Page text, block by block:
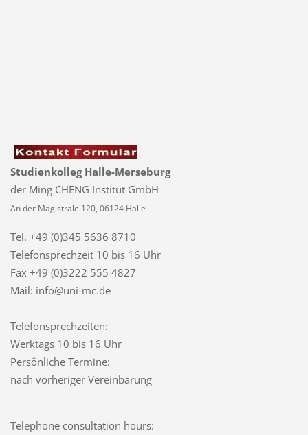
Studienkolleg Halle-Merseburg
der Ming CHENG Institut GmbH
An der Magistrale 120, 06124 Halle
Tel. +49 (0)345 5636 8710
Telefonsprechzeit 10 bis 16 Uhr
Fax +49 (0)3222 555 4827
Mail: info@uni-mc.de
Telefonsprechzeiten:
Werktags 10 bis 16 Uhr
Persönliche Termine:
nach vorheriger Vereinbarung
Telephone consultation hours: